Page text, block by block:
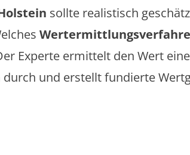
sollte realistisch
Experte ermittelt den Wert
durch und erstellt fundierte